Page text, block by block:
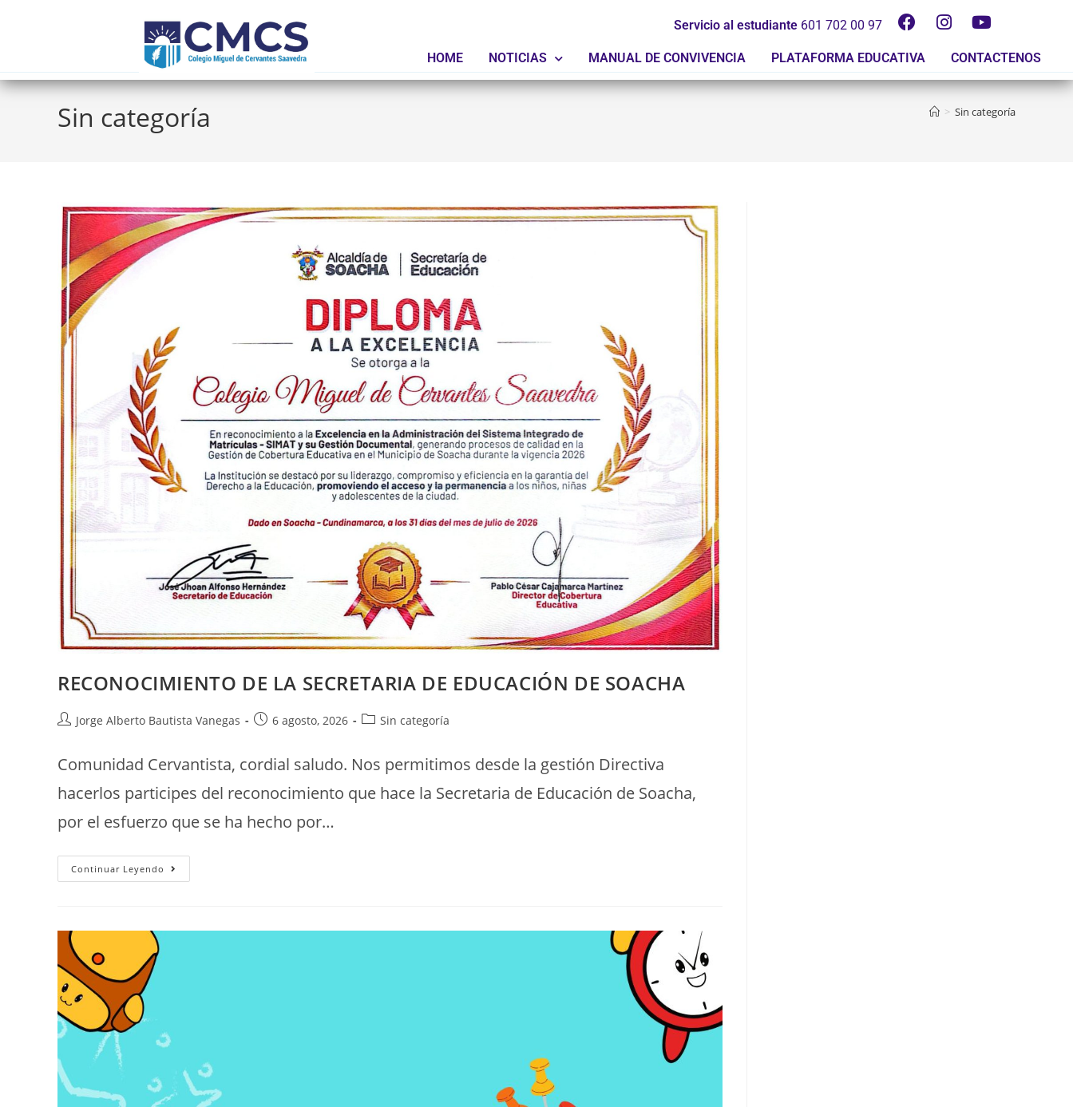
Servicio al estudiante 601 702 00 97
HOME NOTICIAS MANUAL DE CONVIVENCIA PLATAFORMA EDUCATIVA CONTACTENOS
Sin categoría > Sin categoría
RECONOCIMIENTO DE LA SECRETARIA DE EDUCACIÓN DE SOACHA
Jorge Alberto Bautista Vanegas 6 agosto, 2026 Sin categoría
Comunidad Cervantista, cordial saludo. Nos permitimos desde la gestión Directiva
hacerlos participes del reconocimiento que hace la Secretaria de Educación de Soacha,
por el esfuerzo que se ha hecho por…
Continuar Leyendo